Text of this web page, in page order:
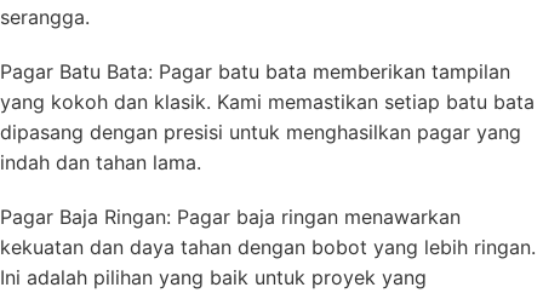
serangga.
Pagar Batu Bata: Pagar batu bata memberikan tampilan
yang kokoh dan klasik. Kami memastikan setiap batu bata
dipasang dengan presisi untuk menghasilkan pagar yang
indah dan tahan lama.
Pagar Baja Ringan: Pagar baja ringan menawarkan
kekuatan dan daya tahan dengan bobot yang lebih ringan.
Ini adalah pilihan yang baik untuk proyek yang